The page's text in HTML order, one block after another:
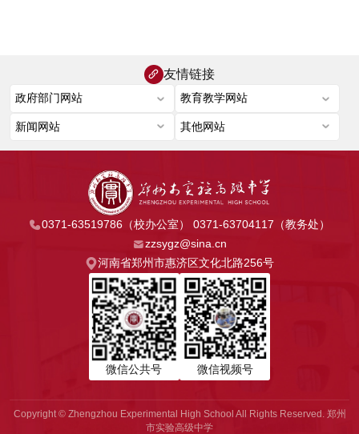
友情链接
0371-63519786（校办公室） 0371-63704117（教务处）
zzsygz@sina.cn
河南省郑州市惠济区文化北路256号
微信公共号 微信视频号
Copyright © Zhengzhou Experimental High School All Rights Reserved. 郑州
市实验高级中学